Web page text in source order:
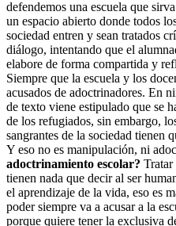
defendemos una escuela que
un espacio abierto donde todos
sociedad entren y sean tratados
diálogo, intentando que el
elabore de forma compartida y
Siempre que la escuela y los
acusados de adoctrinadores. En
de texto viene estipulado que se
de los refugiados, sin embargo,
sangrantes de la sociedad tienen
Y eso no es manipulación, ni
adoctrinamiento escolar? Tratar
tienen nada que decir al ser
el aprendizaje de la vida, eso es
poder siempre va a acusar a la
porque quiere tener la exclusiva